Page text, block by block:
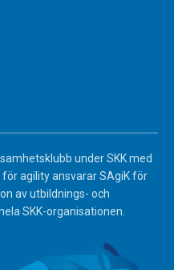
under SKK med
agility ansvarar SAgiK för
av utbildnings- och
SKK-organisationen.